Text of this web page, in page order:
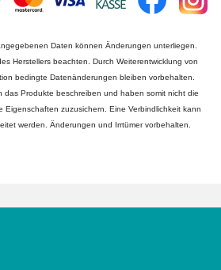
Daten können Änderungen unterliegen.
Herstellers beachten. Durch Weiterentwicklung von
bedingte Datenänderungen bleiben vorbehalten.
das Produkte beschreiben und haben somit nicht die
Eigenschaften zuzusichern. Eine Verbindlichkeit kann
werden. Änderungen und Irrtümer vorbehalten.